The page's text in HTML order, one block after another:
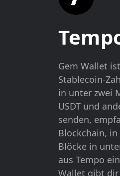
Gem Wallet
Stablecoin-
in unter zwei
USDT und
senden,
Blockchain,
Blöcke in
aus Tempo
Wallet gibt